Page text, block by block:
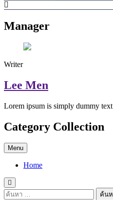
Manager
Writer
Lee Men
Lorem ipsum is simply dummy text
Category Collection
Menu
Home
ค้นหา